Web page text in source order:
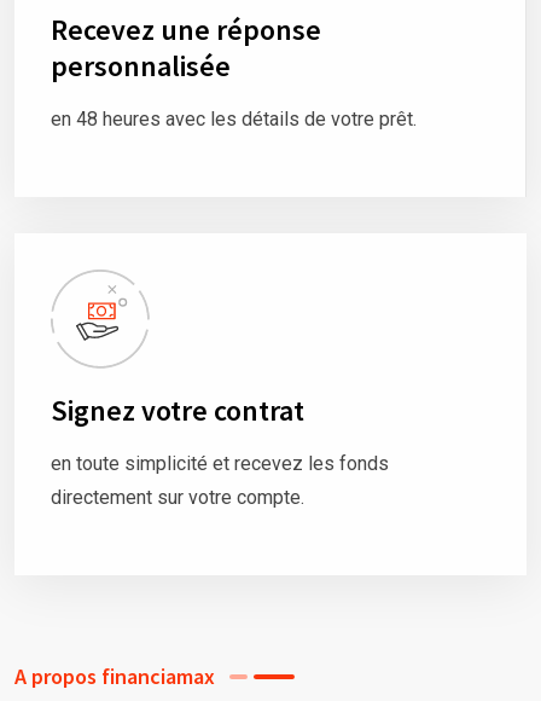
Recevez une réponse
personnalisée
en 48 heures avec les détails de votre prêt.
Signez votre contrat
en toute simplicité et recevez les fonds
directement sur votre compte.
A propos financiamax